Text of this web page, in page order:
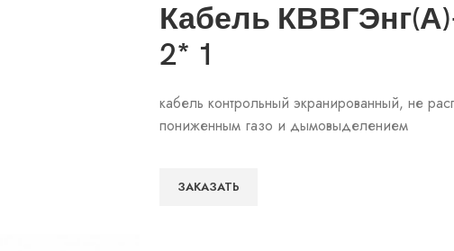
Кабель
2* 1
кабель контрольный экранированный, не
пониженным газо и дымовыделением
ЗАКАЗАТЬ